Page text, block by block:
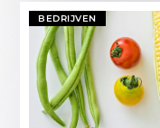
BEDRIJVEN